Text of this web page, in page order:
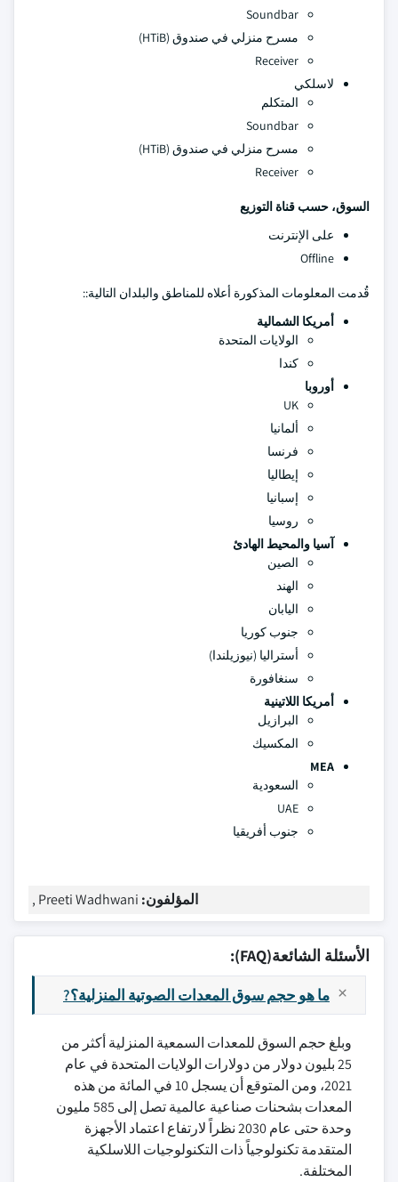
Soundbar
مسرح منزلي في صندوق (HTiB)
Receiver
لاسلكي
المتكلم
Soundbar
مسرح منزلي في صندوق (HTiB)
Receiver
السوق، حسب قناة التوزيع
على الإنترنت
Offline
قُدمت المعلومات المذكورة أعلاه للمناطق والبلدان التالية::
أمريكا الشمالية
الولايات المتحدة
كندا
أوروبا
UK
ألمانيا
فرنسا
إيطاليا
إسبانيا
روسيا
آسيا والمحيط الهادئ
الصين
الهند
اليابان
جنوب كوريا
أستراليا (نيوزيلندا)
سنغافورة
أمريكا اللاتينية
البرازيل
المكسيك
MEA
السعودية
UAE
جنوب أفريقيا
المؤلفون: Preeti Wadhwani ,
الأسئلة الشائعة(FAQ):
ما هو حجم سوق المعدات الصوتية المنزلية؟?
وبلغ حجم السوق للمعدات السمعية المنزلية أكثر من
25 بليون دولار من دولارات الولايات المتحدة في عام
2021، ومن المتوقع أن يسجل 10 في المائة من هذه
المعدات بشحنات صناعية عالمية تصل إلى 585 مليون
وحدة حتى عام 2030 نظراً لارتفاع اعتماد الأجهزة
المتقدمة تكنولوجياً ذات التكنولوجيات اللاسلكية
المختلفة.